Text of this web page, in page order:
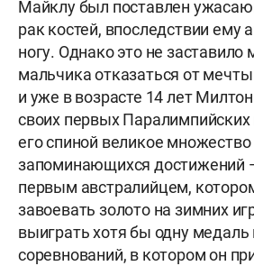
Майклу был поставлен
рак костей, впоследствии ему
ногу. Однако это не заставило
мальчика отказаться от
и уже в возрасте 14 лет
своих первых Паралимпийских
его спиной великое множество
запоминающихся достижений
первым австралийцем,
завоевать золото на зимних
выиграть хотя бы одну
соревнований, в котором он